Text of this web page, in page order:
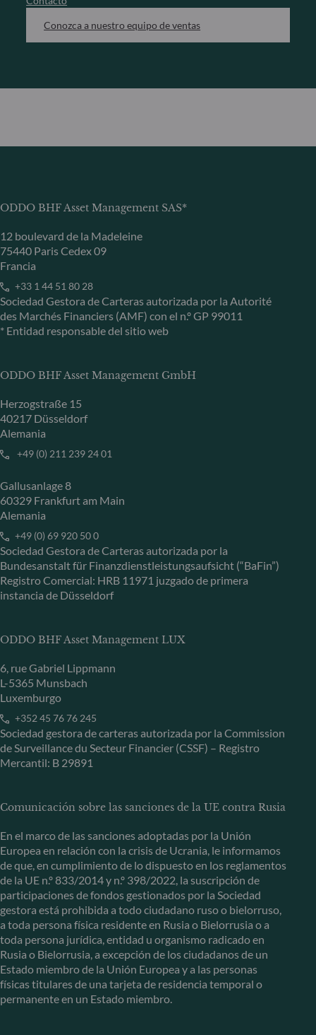
Conozca a nuestro equipo de ventas
ODDO BHF Asset Management SAS*
12 boulevard de la Madeleine
75440 Paris Cedex 09
Francia
+33 1 44 51 80 28
Sociedad Gestora de Carteras autorizada por la Autorité
des Marchés Financiers (AMF) con el n.º GP 99011
* Entidad responsable del sitio web
ODDO BHF Asset Management GmbH
Herzogstraße 15
40217 Düsseldorf
Alemania
+49 (0) 211 239 24 01
Gallusanlage 8
60329 Frankfurt am Main
Alemania
+49 (0) 69 920 50 0
Sociedad Gestora de Carteras autorizada por la
Bundesanstalt für Finanzdienstleistungsaufsicht (“BaFin”)
Registro Comercial: HRB 11971 juzgado de primera
instancia de Düsseldorf
ODDO BHF Asset Management LUX
6, rue Gabriel Lippmann
L-5365 Munsbach
Luxemburgo
+352 45 76 76 245
Sociedad gestora de carteras autorizada por la Commission
de Surveillance du Secteur Financier (CSSF) – Registro
Mercantil: B 29891
Comunicación sobre las sanciones de la UE contra Rusia
En el marco de las sanciones adoptadas por la Unión
Europea en relación con la crisis de Ucrania, le informamos
de que, en cumplimiento de lo dispuesto en los reglamentos
de la UE n.º 833/2014 y n.º 398/2022, la suscripción de
participaciones de fondos gestionados por la Sociedad
gestora está prohibida a todo ciudadano ruso o bielorruso,
a toda persona física residente en Rusia o Bielorrusia o a
toda persona jurídica, entidad u organismo radicado en
Rusia o Bielorrusia, a excepción de los ciudadanos de un
Estado miembro de la Unión Europea y a las personas
físicas titulares de una tarjeta de residencia temporal o
permanente en un Estado miembro.